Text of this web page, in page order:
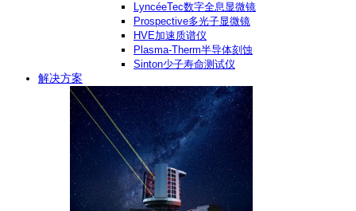
LyncéeTec数字全息显微镜
Prospective多光子显微镜
HVE加速质谱仪
Plasma-Therm半导体刻蚀
Sinton少子寿命测试仪
解决方案